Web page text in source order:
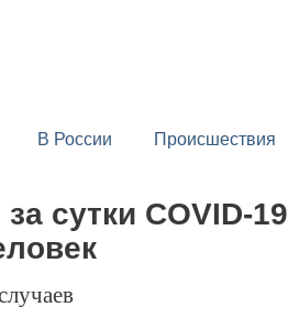
В России Происшествия
сутки COVID-19